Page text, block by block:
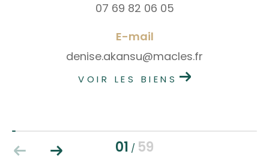
07 69 82 06 05
E-mail
denise.akansu@macles.fr
VOIR LES BIENS
01 / 59